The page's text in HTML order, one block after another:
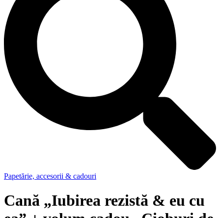
Papetărie, accesorii & cadouri
Cană „Iubirea rezistă & eu cu